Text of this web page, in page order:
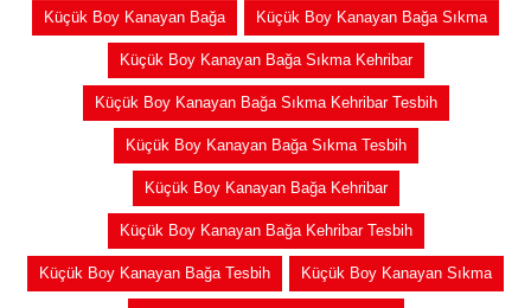
Küçük Boy Kanayan Bağa Küçük Boy Kanayan Bağa Sıkma
Küçük Boy Kanayan Bağa Sıkma Kehribar
Küçük Boy Kanayan Bağa Sıkma Kehribar Tesbih
Küçük Boy Kanayan Bağa Sıkma Tesbih
Küçük Boy Kanayan Bağa Kehribar
Küçük Boy Kanayan Bağa Kehribar Tesbih
Küçük Boy Kanayan Bağa Tesbih Küçük Boy Kanayan Sıkma